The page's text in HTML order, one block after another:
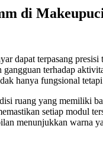
di
dapat terpasang
terhadap
hanya fungsional
ruang yang memiliki
setiap modul
menunjukkan